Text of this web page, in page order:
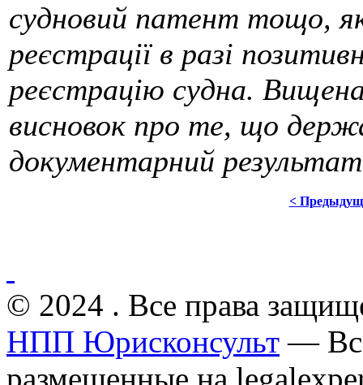
судновий патент тощо,
реєстрації в разі
реєстрацію судна.
висновок про те, що
документарний
<
© 2024 . Все права
НПП Юрисконсульт —